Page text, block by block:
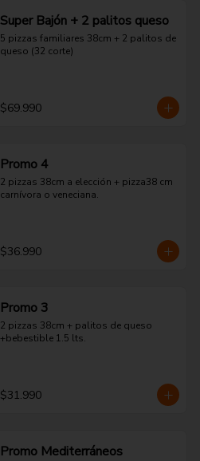
Super Bajón + 2 palitos queso
5 pizzas familiares 38cm + 2 palitos de
queso (32 corte)
$69.990
Promo 4
2 pizzas 38cm a elección + pizza38 cm
carnívora o veneciana.
$36.990
Promo 3
2 pizzas 38cm + palitos de queso
+bebestible 1.5 lts.
$31.990
Promo Mediterráneos